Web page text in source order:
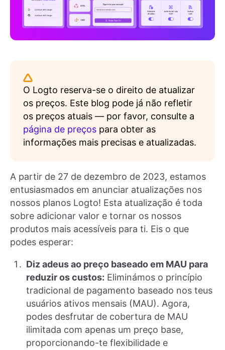
O Logto reserva-se o direito de atualizar
os preços. Este blog pode já não refletir
os preços atuais — por favor, consulte a
página de preços para obter as
informações mais precisas e atualizadas.
A partir de 27 de dezembro de 2023, estamos
entusiasmados em anunciar atualizações nos
nossos planos Logto! Esta atualização é toda
sobre adicionar valor e tornar os nossos
produtos mais acessíveis para ti. Eis o que
podes esperar:
Diz adeus ao preço baseado em MAU para
reduzir os custos: Eliminámos o princípio
tradicional de pagamento baseado nos teus
usuários ativos mensais (MAU). Agora,
podes desfrutar de cobertura de MAU
ilimitada com apenas um preço base,
proporcionando-te flexibilidade e